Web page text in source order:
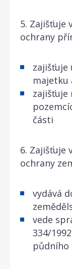
5. Zajišťuje
ochrany
zajišťuje
majetku
zajišťuje
části
6. Zajišťuje
ochrany
vydává
vede
334/
půdního